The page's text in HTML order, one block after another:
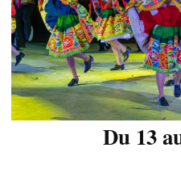
Du 13